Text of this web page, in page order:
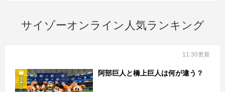
サイゾーオンライン人気ランキング
11:30更新
1
阿部巨人と橋上巨人は何が違う？